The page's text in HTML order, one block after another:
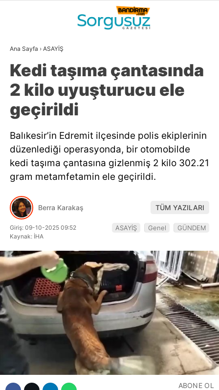
Hattı
Facebook
Instagram
Youtube
25°
BALIKESIR
GALERİ YAZARLAR
SİYASET
EKONOMİ
SPOR
MAGAZİN
EĞİTİM
DİĞER
Ana Sayfa › ASAYİŞ
Kedi taşıma çantasında
2 kilo uyuşturucu ele
geçirildi
Balıkesir’in Edremit ilçesinde polis ekiplerinin
düzenlediği operasyonda, bir otomobilde
kedi taşıma çantasına gizlenmiş 2 kilo 302.21
gram metamfetamin ele geçirildi.
Berra Karakaş TÜM YAZILARI
Giriş: 09-10-2025 09:52
Kaynak: İHA
ASAYİŞ Genel GÜNDEM
ABONE OL